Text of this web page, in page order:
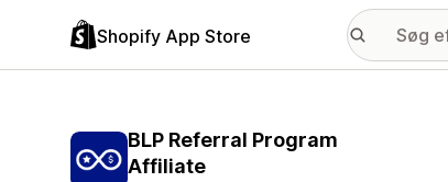
Shopify App Store
BLP Referral Program
Affiliate